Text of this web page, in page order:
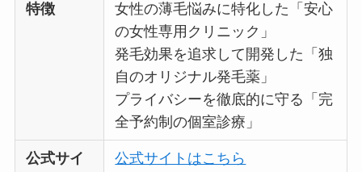
特徴
女性の薄毛悩みに特化した「安心
の女性専用クリニック」
発毛効果を追求して開発した「独
自のオリジナル発毛薬」
プライバシーを徹底的に守る「完
全予約制の個室診療」
公式サイ
公式サイトはこちら